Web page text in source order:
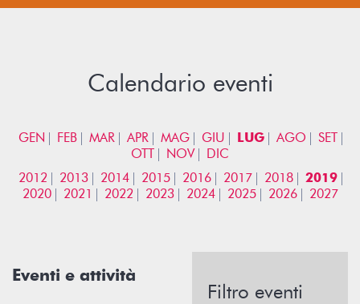
Calendario eventi
GEN FEB MAR APR MAG GIU LUG AGO
SET
OTT
NOV
DIC
2012
2013 2014 2015 2016 2017 2018
2019
2020
2021 2022 2023 2024 2025 2026 2027
Eventi e attività
Filtro eventi